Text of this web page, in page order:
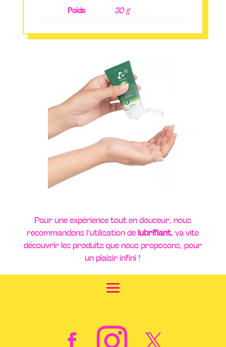
Poids 30 g
Pour une expérience tout en douceur, nous
recommandons l’utilisation delubrifiant, va vite
découvrir les produits que nous proposons, pour
un plaisir infini !